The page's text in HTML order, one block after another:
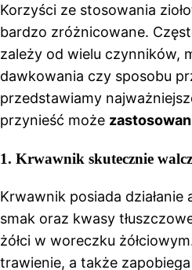
Korzyści ze stosowania
bardzo zróżnicowane.
zależy od wielu czynników,
dawkowania czy sposobu
przedstawiamy
przynieść może
1. Krwawnik skutecznie
Krwawnik posiada
smak oraz kwasy
żółci w woreczku
trawienie, a także